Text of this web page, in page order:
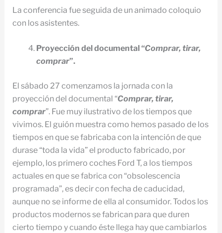
La conferencia fue seguida de un animado coloquio
con los asistentes.
Proyección del documental “Comprar, tirar,
comprar”.
El sábado 27 comenzamos la jornada con la
proyección del documental “Comprar, tirar,
comprar”. Fue muy ilustrativo de los tiempos que
vivimos. El guión muestra como hemos pasado de los
tiempos en que se fabricaba con la intención de que
durase “toda la vida” el producto fabricado, por
ejemplo, los primero coches Ford T, a los tiempos
actuales en que se fabrica con “obsolescencia
programada”, es decir con fecha de caducidad,
aunque no se informe de ella al consumidor. Todos los
productos modernos se fabrican para que duren
cierto tiempo y cuando éste llega hay que cambiarlos